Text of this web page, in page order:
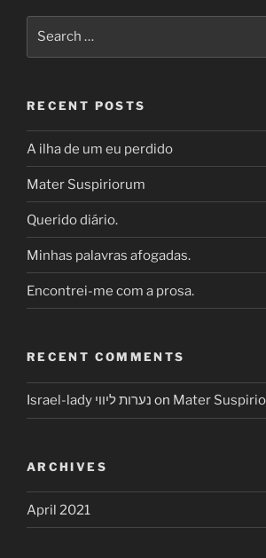
RECENT POSTS
A ilha de um eu perdido
Mater Suspiriorum
Querido diário.
Minhas palavras afogadas.
Encontrei-me com a prosa.
RECENT COMMENTS
Israel-lady נערות ליווי on Mater
ARCHIVES
April 2021